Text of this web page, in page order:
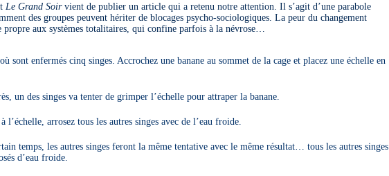
Le Grand Soirvient de publier un article qui a retenu notre attention. Il s’agit d’une parabole
des groupes peuvent hériter de blocages psycho-sociologiques. La peur du changement
propre aux systèmes totalitaires, qui confine parfois à la névrose…
sont enfermés cinq singes. Accrochez une banane au sommet de la cage et placez une échelle en
un des singes va tenter de grimper l’échelle pour attraper la banane.
l’échelle, arrosez tous les autres singes avec de l’eau froide.
temps, les autres singes feront la même tentative avec le même résultat… tous les autres singes
d’eau froide.